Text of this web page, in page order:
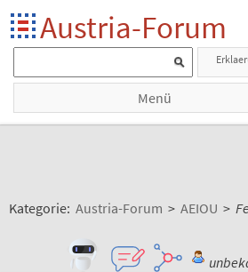
Austria-Forum
Menü
Kategorie: Austria-Forum > AEIOU >